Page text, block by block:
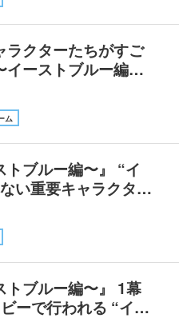
ラクターたちがすご
ーストブルー編…
ム
トブルー編〜』 “イ
い重要キャラクタ…
トブルー編〜』 1幕
ーで行われる “イ…